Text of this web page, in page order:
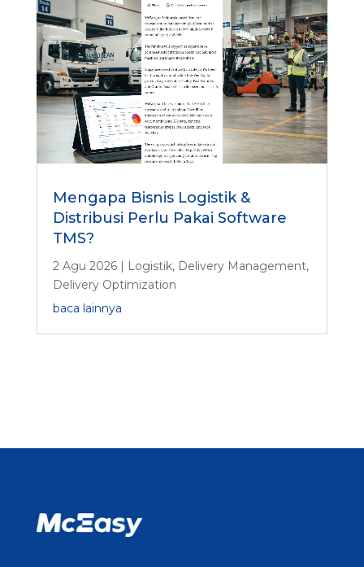
Mengapa Bisnis Logistik &
Distribusi Perlu Pakai Software
TMS?
2 Agu 2026| Logistik, Delivery Management,
Delivery Optimization
baca lainnya